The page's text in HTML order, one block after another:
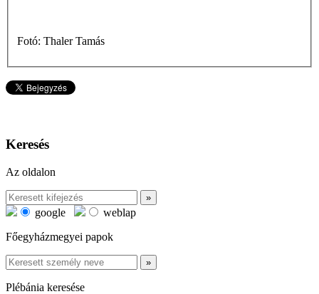
Fotó: Thaler Tamás
Keresés
Az oldalon
google
weblap
Főegyházmegyei papok
Plébánia keresése